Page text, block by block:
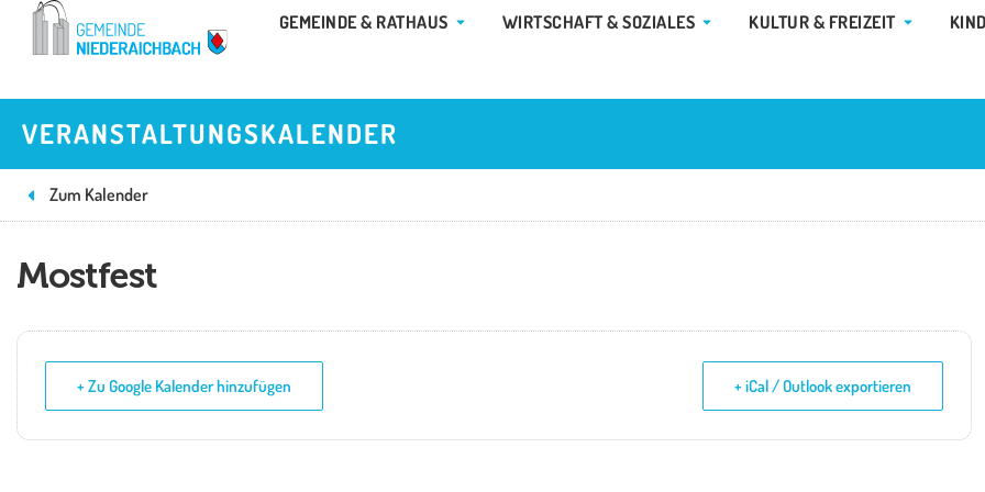
Zum
GEMEINDE & RATHAUS ÖFFNE GEMEINDE & RATHAUS
WIRTSCHAFT & SOZIALES ÖFFNE WIRTSCHAFT & SOZIALES
KULTUR & FREIZEIT ÖFFNE
VERANSTALTUNGSKALENDER
Zum Kalender
Mostfest
+ Zu Google Kalender hinzufügen + iCal / Outlook exportieren